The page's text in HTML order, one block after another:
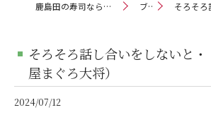
鹿島田の寿司ならどんぶり屋まぐろ大将 ブログ そろそろ話し合い
そろそろ話し合いをしないと・
屋まぐろ大将）
2024/07/12